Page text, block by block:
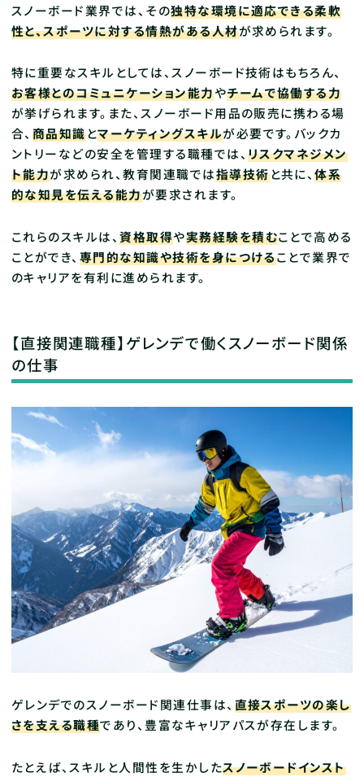
スノーボード業界では、その独特な環境に適応できる柔軟
性と、スポーツに対する情熱がある人材が求められます。
特に重要なスキルとしては、スノーボード技術はもちろん、
お客様とのコミュニケーション能力やチームで協働する力
が挙げられます。また、スノーボード用品の販売に携わる場
合、 商品知識とマーケティングスキルが必要です。バックカ
ントリーなどの安全を管理する職種では、リスクマネジメン
ト能力が求められ、教育関連職では指導技術と共に、体系
的な知見を伝える能力が要求されます。
これらのスキルは、資格取得や実務経験を積むことで高める
ことができ、 専門的な知識や技術を身につけることで業界で
のキャリアを有利に進められます。
【直接関連職種】ゲレンデで働くスノーボード関係
の仕事
ゲレンデでのスノーボード関連仕事は、 直接スポーツの楽し
さを支える職種であり、豊富なキャリアパスが存在します。
たとえば、スキルと人間性を生かしたスノーボードインスト